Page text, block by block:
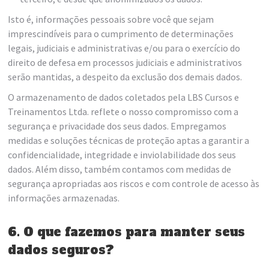
Isto é, informações pessoais sobre você que sejam
imprescindíveis para o cumprimento de determinações
legais, judiciais e administrativas e/ou para o exercício do
direito de defesa em processos judiciais e administrativos
serão mantidas, a despeito da exclusão dos demais dados.
O armazenamento de dados coletados pela LBS Cursos e
Treinamentos Ltda. reflete o nosso compromisso com a
segurança e privacidade dos seus dados. Empregamos
medidas e soluções técnicas de proteção aptas a garantir a
confidencialidade, integridade e inviolabilidade dos seus
dados. Além disso, também contamos com medidas de
segurança apropriadas aos riscos e com controle de acesso às
informações armazenadas.
6. O que fazemos para manter seus
dados seguros?